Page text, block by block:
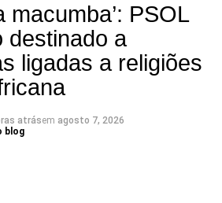
macumba’: PSOL
destinado a
ligadas a religiões
atrásem agosto 7, 2026
blog